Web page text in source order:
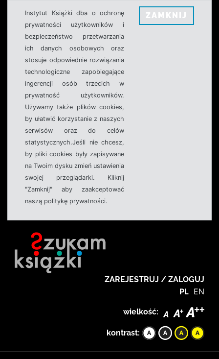
Instytut Książki dba o ochronę
prywatności użytkowników i
bezpieczeństwo przetwarzania
ich danych osobowych oraz
stosuje odpowiednie rozwiązania
technologiczne zapobiegające
ingerencji osób trzecich w
prywatność użytkowników.
Używamy także plików cookies,
by ułatwić korzystanie z naszych
serwisów oraz do celów
statystycznych.Jeśli nie chcesz,
by pliki cookies były zapisywane
na Twoim dysku zmień ustawienia
swojej przeglądarki. Kliknij
"Zamknij" aby zaakceptować
naszą politykę prywatności.
ZAMKNIJ
ZAREJESTRUJ / ZALOGUJ
PL EN
wielkość:
kontrast: